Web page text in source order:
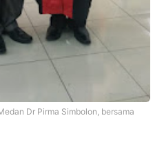
Dr Pirma Simbolon, bersama